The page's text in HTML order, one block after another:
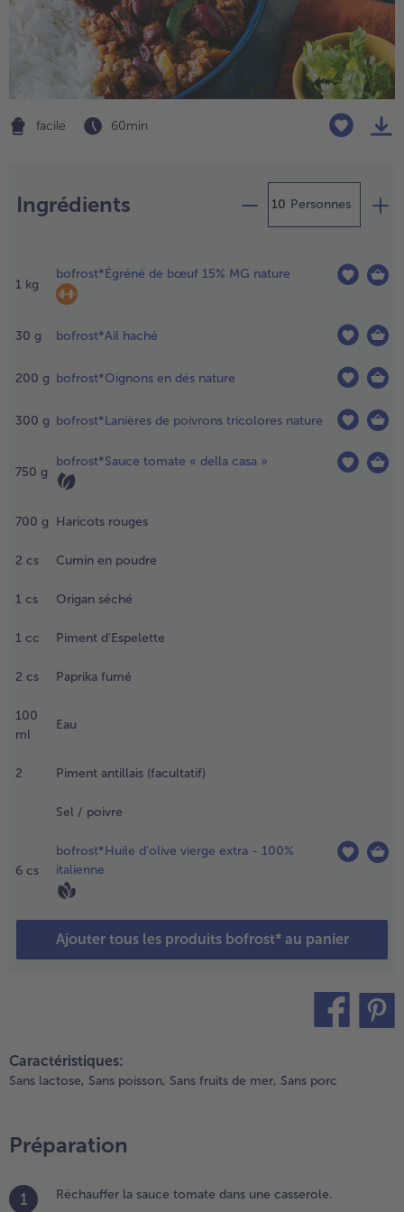
TousPlats cuisinés
Boulangerie & Pâtisserie
TousBoulangerie & Pâtisserie
Entrées, Apéritifs & Snacks
TousEntrées, Apéritifs & Snacks
Produits non surgelés
TousProduits non surgelés
100% Végétarien
facile 60 min
Ingrédients Personnes
1 kg
bofrost*Égréné de bœuf 15% MG nature
30 g bofrost*Ail haché
200 g bofrost*Oignons en dés nature
300 g bofrost*Lanières de poivrons tricolores nature
750 g
bofrost*Sauce tomate « della casa »
700 g Haricots rouges
2 cs Cumin en poudre
1 cs Origan séché
1 cc Piment d'Espelette
2 cs Paprika fumé
100
ml
Eau
2 Piment antillais (facultatif)
Sel / poivre
6 cs
bofrost*Huile d'olive vierge extra - 100%
italienne
Ajouter tous les produits bofrost* au panier
revenir
les
de
le
Caractéristiques:
Sans lactose, Sans poisson, Sans fruits de mer, Sans porc
Préparation
1 Réchauffer la sauce tomate dans une casserole.